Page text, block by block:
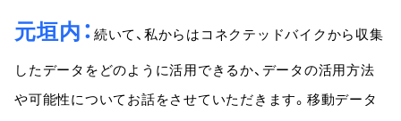
元垣内 続いて、私からはコネクテッドバイクから収集
したデータをどのように活用できるか、データの活用方法
や可能性についてお話をさせていただきます。移動データ